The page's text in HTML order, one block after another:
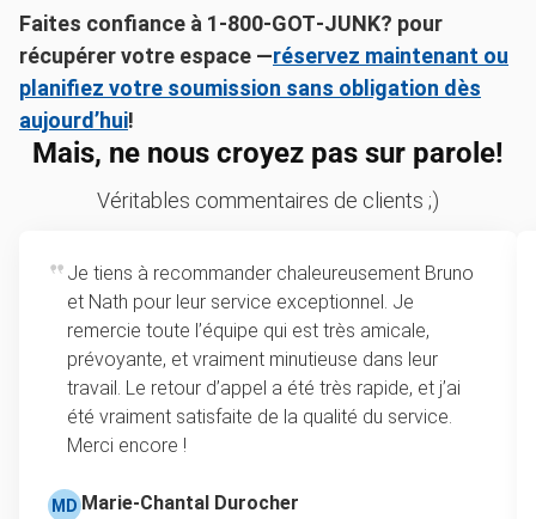
Faites confiance à 1‑800‑GOT‑JUNK? pour
récupérer votre espace —réservez maintenant ou
planifiez votre soumission sans obligation dès
aujourd’hui!
Mais, ne nous croyez pas sur parole!
Véritables commentaires de clients ;)
Je tiens à recommander chaleureusement Bruno
et Nath pour leur service exceptionnel. Je
remercie toute l’équipe qui est très amicale,
prévoyante, et vraiment minutieuse dans leur
travail. Le retour d’appel a été très rapide, et j’ai
été vraiment satisfaite de la qualité du service.
Merci encore !
MD Marie-Chantal Durocher